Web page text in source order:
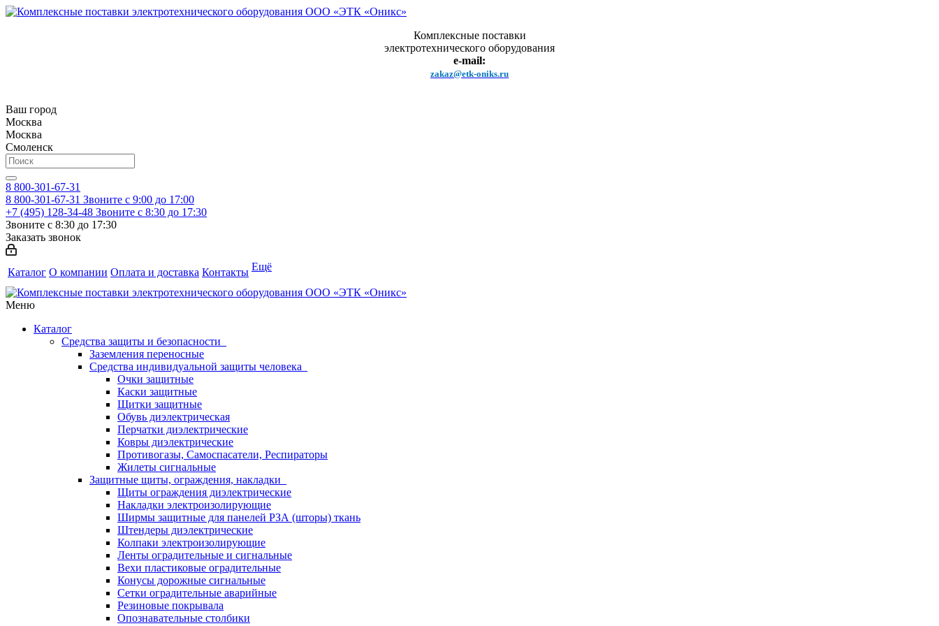
Комплексные поставки
электротехнического оборудования
e-mail:
zakaz@etk-oniks.ru
Ваш город
Москва
Москва
Смоленск
8 800-301-67-31
8 800-301-67-31 Звоните с 9:00 до 17:00
+7 (495) 128-34-48 Звоните с 8:30 до 17:30
Звоните с 8:30 до 17:30
Заказать звонок
Каталог О компании Оплата и доставка Контакты Ещё
Меню
Каталог
Средства защиты и безопасности
Заземления переносные
Средства индивидуальной защиты человека
Очки защитные
Каски защитные
Щитки защитные
Обувь диэлектрическая
Перчатки диэлектрические
Ковры диэлектрические
Противогазы, Самоспасатели, Респираторы
Жилеты сигнальные
Защитные щиты, ограждения, накладки
Щиты ограждения диэлектрические
Накладки электроизолирующие
Ширмы защитные для панелей РЗА (шторы) ткань
Штендеры диэлектрические
Колпаки электроизолирующие
Ленты оградительные и сигнальные
Вехи пластиковые оградительные
Конусы дорожные сигнальные
Сетки оградительные аварийные
Резиновые покрывала
Опознавательные столбики